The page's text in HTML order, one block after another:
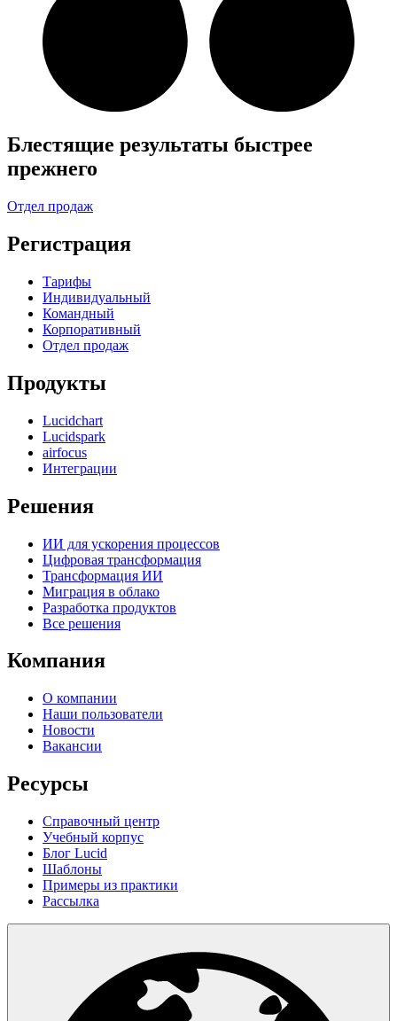
Блестящие результаты быстрее
прежнего
Отдел продаж
Регистрация
Тарифы
Индивидуальный
Командный
Корпоративный
Отдел продаж
Продукты
Lucidchart
Lucidspark
airfocus
Интеграции
Решения
ИИ для ускорения процессов
Цифровая трансформация
Трансформация ИИ
Миграция в облако
Разработка продуктов
Все решения
Компания
О компании
Наши пользователи
Новости
Вакансии
Ресурсы
Справочный центр
Учебный корпус
Блог Lucid
Шаблоны
Примеры из практики
Рассылка